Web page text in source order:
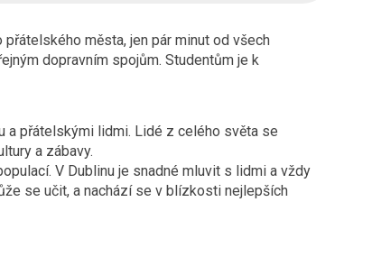
města, jen pár minut od všech
dopravním spojům. Studentům je k
a přátelskými lidmi. Lidé z celého světa se
a zábavy.
V Dublinu je snadné mluvit s lidmi a vždy
se učit, a nachází se v blízkosti nejlepších